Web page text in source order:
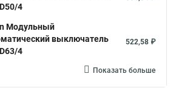
4
Модульный
выключатель
4
522,58 ₽
Показать больше